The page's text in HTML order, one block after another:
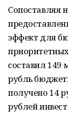
Сопоставляя
эффект для
составил 149
рубль
получено 14
рублей